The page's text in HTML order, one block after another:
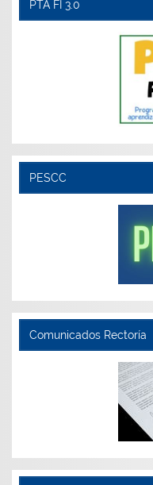
PTA FI 3.0
PESCC
Comunicados Rectoría